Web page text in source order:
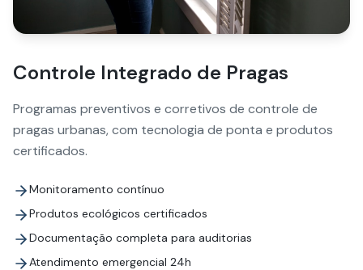
Controle Integrado de Pragas
Programas preventivos e corretivos de controle de
pragas urbanas, com tecnologia de ponta e produtos
certificados.
Monitoramento contínuo
Produtos ecológicos certificados
Documentação completa para auditorias
Atendimento emergencial 24h